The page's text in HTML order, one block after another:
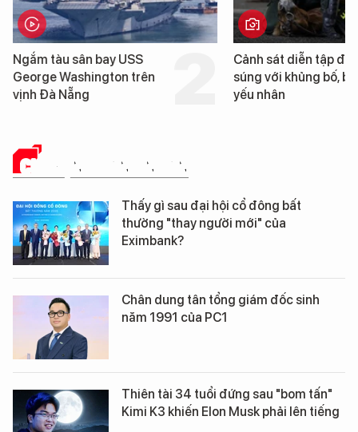
Ngắm tàu sân bay USS
George Washington trên
vịnh Đà Nẵng
Cảnh sát diễn tập
súng với khủng bố,
yếu nhân
CHUYỆN DOANH NHÂN
Thấy gì sau đại hội cổ đông bất
thường "thay người mới" của
Eximbank?
Chân dung tân tổng giám đốc sinh
năm 1991 của PC1
Thiên tài 34 tuổi đứng sau "bom tấn"
Kimi K3 khiến Elon Musk phải lên tiếng